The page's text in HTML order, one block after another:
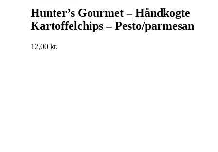
Hunter’s Gourmet – Håndkogte
Kartoffelchips – Pesto/parmesan
12,00 kr.